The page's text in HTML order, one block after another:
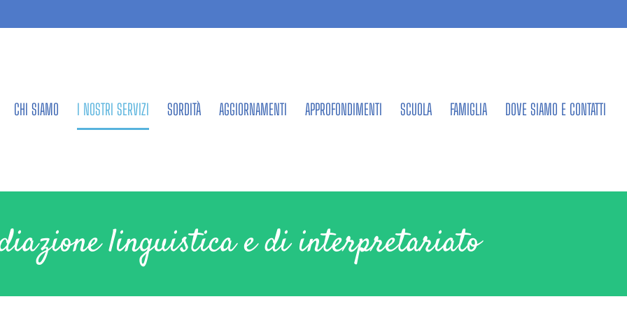
CHI SIAMO I NOSTRI SERVIZI SORDITÀ AGGIORNAMENTI APPROFONDIMENTI SCUOLA FAMIGLIA DOVE SIAMO E CONTATTI
linguistica e di interpretariato